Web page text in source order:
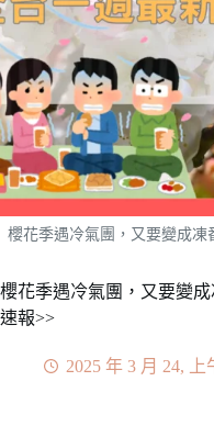
櫻花季遇冷氣團，又要變成凍
櫻花季遇冷氣團，又要變
速報>>
2025 年 3 月 24, 上